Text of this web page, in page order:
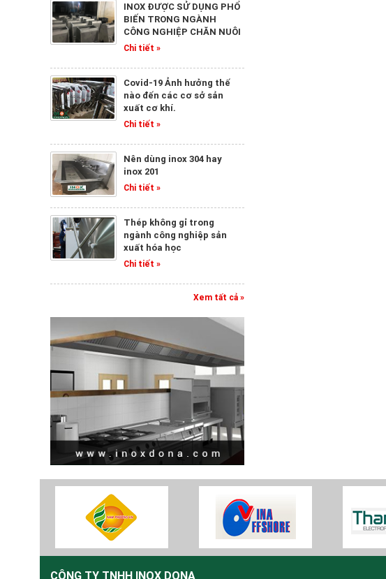
INOX ĐƯỢC SỬ DỤNG PHỔ
BIẾN TRONG NGÀNH
CÔNG NGHIỆP CHĂN NUÔI
Chi tiết »
Covid-19 Ảnh hưởng thế
nào đến các cơ sở sản
xuất cơ khí.
Chi tiết »
Nên dùng inox 304 hay
inox 201
Chi tiết »
Thép không gỉ trong
ngành công nghiệp sản
xuất hóa học
Chi tiết »
Xem tất cả »
CÔNG TY TNHH INOX DONA